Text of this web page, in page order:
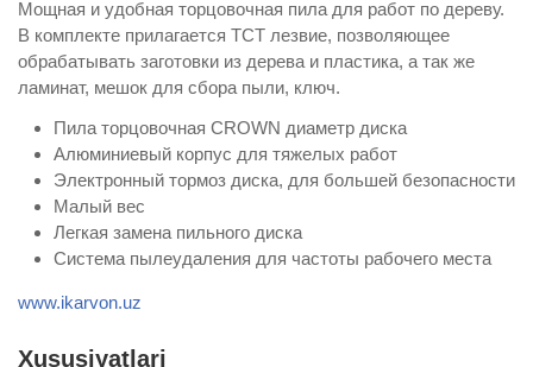
Мощная и удобная торцовочная пила для работ по дереву.
В комплекте прилагается ТСТ лезвие, позволяющее
обрабатывать заготовки из дерева и пластика, а так же
ламинат, мешок для сбора пыли, ключ.
Пила торцовочная CROWN диаметр диска
Алюминиевый корпус для тяжелых работ
Электронный тормоз диска, для большей безопасности
Малый вес
Легкая замена пильного диска
Система пылеудаления для частоты рабочего места
www.ikarvon.uz
Xususiyatlari